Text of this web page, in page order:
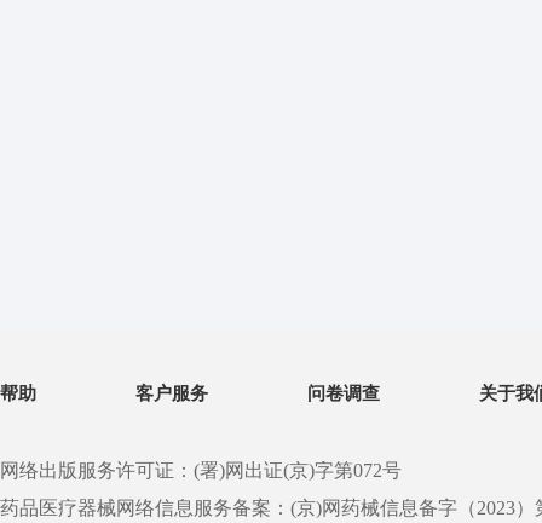
帮助 客户服务 问卷调查 关于我
网络出版服务许可证：(署)网出证(京)字第072号
药品医疗器械网络信息服务备案：(京)网药械信息备字（2023）